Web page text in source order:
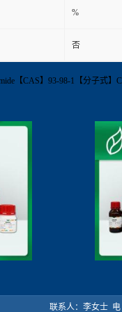
%
否
【CAS】93-98-1【分子式
联系人：李女士 电